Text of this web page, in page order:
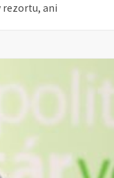
rezortu, ani